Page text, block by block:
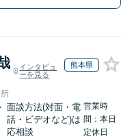
インタビュ
ーを見る
熊本県
面談方法(対面・電
話・ビデオなど)は
応相談
営業時
間：本日
定休日